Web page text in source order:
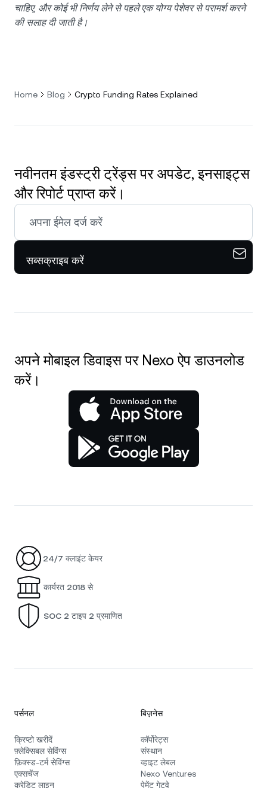
चाहिए, और कोई भी निर्णय लेने से पहले एक योग्य पेशेवर से परामर्श करने
की सलाह दी जाती है।
Home Blog Crypto Funding Rates Explained
नवीनतम इंडस्ट्री ट्रेंड्स पर अपडेट, इनसाइट्स
और रिपोर्ट प्राप्त करें।
सब्सक्राइब करें
अपने मोबाइल डिवाइस पर Nexo ऐप डाउनलोड
करें।
24/7 क्लाइंट केयर
कार्यरत 2018 से
SOC 2 टाइप 2 प्रमाणित
पर्सनल
क्रिप्टो खरीदें
फ़्लेक्सिबल सेविंग्स
फ़िक्स्ड‑टर्म सेविंग्स
एक्सचेंज
क्रेडिट लाइन
बिज़नेस
कॉर्पोरेट्स
संस्थान
व्हाइट लेबल
Nexo Ventures
पेमेंट गेटवे